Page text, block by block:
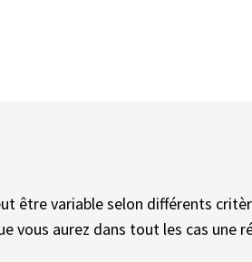
être variable selon différents
vous aurez dans tout les cas une